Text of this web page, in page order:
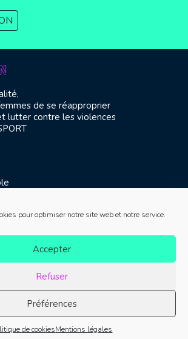
pour optimiser notre site web et notre service.
Accepter
Refuser
Préférences
de cookiesMentions légales
de se réapproprier
lutter contre les violences
2021 |Mentions légales|Réalisation :
Meliatis